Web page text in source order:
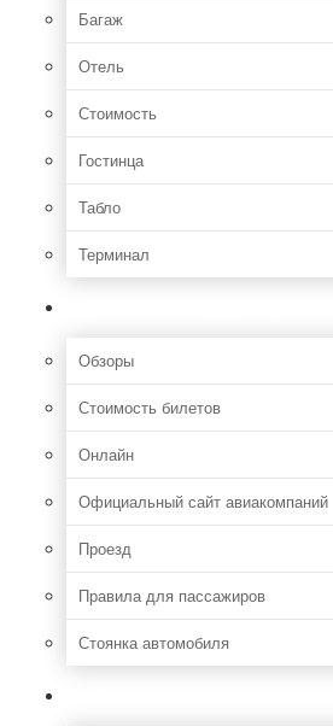
Багаж
Отель
Стоимость
Гостинца
Табло
Терминал
Обзоры
Стоимость билетов
Онлайн
Официальный сайт авиакомпаний
Проезд
Правила для пассажиров
Стоянка автомобиля